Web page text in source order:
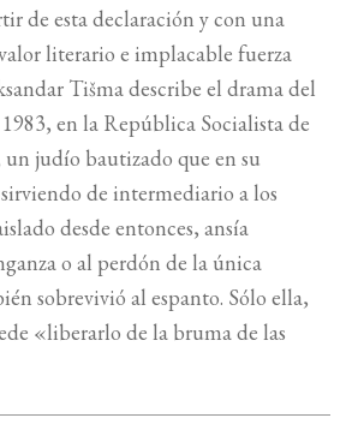
de esta declaración y con una
literario e implacable fuerza
Tišma describe el drama del
en la República Socialista de
judío bautizado que en su
de intermediario a los
desde entonces, ansía
o al perdón de la única
sobrevivió al espanto. Sólo ella,
«liberarlo de la bruma de las